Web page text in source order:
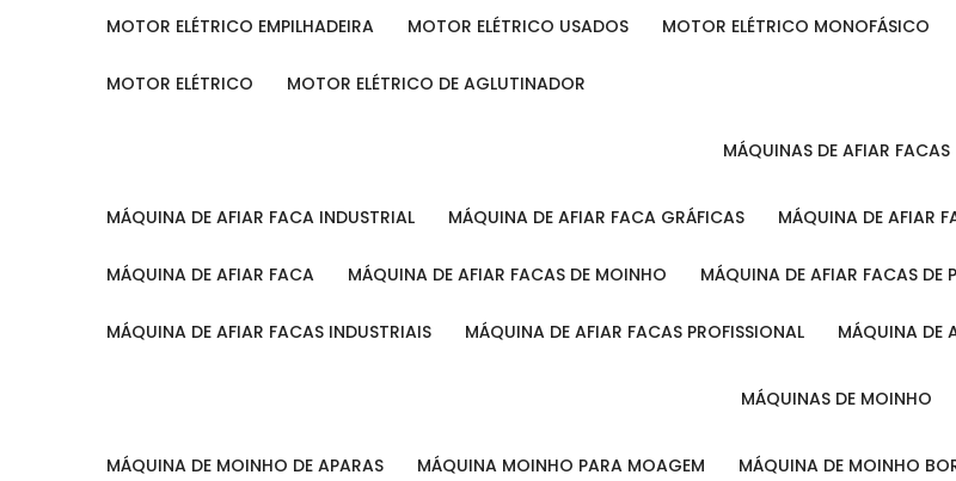
MOTOR ELÉTRICO EMPILHADEIRA MOTOR ELÉTRICO USADOS MOTOR ELÉTRICO MONOFÁSICO
MOTOR ELÉTRICO MOTOR ELÉTRICO DE AGLUTINADOR
MÁQUINAS DE AFIAR FACAS
MÁQUINA DE AFIAR FACA INDUSTRIAL MÁQUINA DE AFIAR FACA GRÁFICAS MÁQUINA DE AFIAR
MÁQUINA DE AFIAR FACA MÁQUINA DE AFIAR FACAS DE MOINHO MÁQUINA DE AFIAR FACAS DE
MÁQUINA DE AFIAR FACAS INDUSTRIAIS MÁQUINA DE AFIAR FACAS PROFISSIONAL MÁQUINA DE
MÁQUINAS DE MOINHO
MÁQUINA DE MOINHO DE APARAS MÁQUINA MOINHO PARA MOAGEM MÁQUINA DE MOINHO